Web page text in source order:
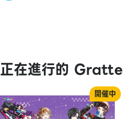
正在進行的 Gratte